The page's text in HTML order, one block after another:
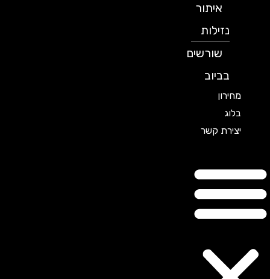
איתור
נזילות
שורשים
בביוב
מחירון
יצירת קשר